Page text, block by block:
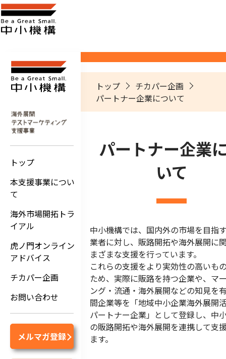
トップ
本支援事業につい
て
海外市場開拓トラ
イアル
虎ノ門オンライン
アドバイス
チカパー企画
お問い合わせ
メルマガ登録
トップ
チカパー企画
パートナー企業について
パートナー企業
いて
中小機構では、国内外の市場を目指
業者に対し、販路開拓や海外展開に
まざまな支援を行っています。
これらの支援をより実効性の高いも
ため、実際に販路を持つ企業や、マ
ング・流通・海外展開などの知見を
間企業等を「地域中小企業海外展開
パートナー企業」として登録し、中
の販路開拓や海外展開を連携して支
ます。